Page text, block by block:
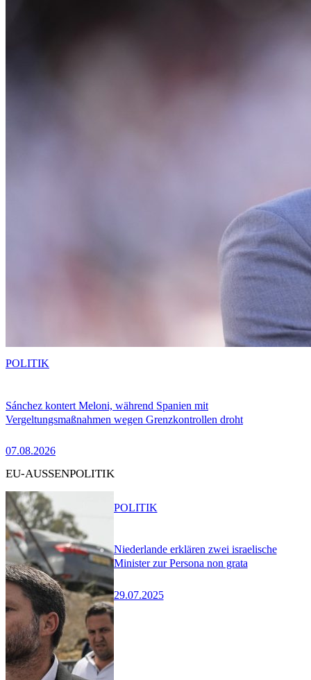
Sánchez kontert Meloni, während Spanien mit
Vergeltungsmaßnahmen wegen Grenzkontrollen droht
07.08.2026
POLITIK
EU-AUSSENPOLITIK
Niederlande erklären zwei israelische
Minister zur Persona non grata
29.07.2025
POLITIK